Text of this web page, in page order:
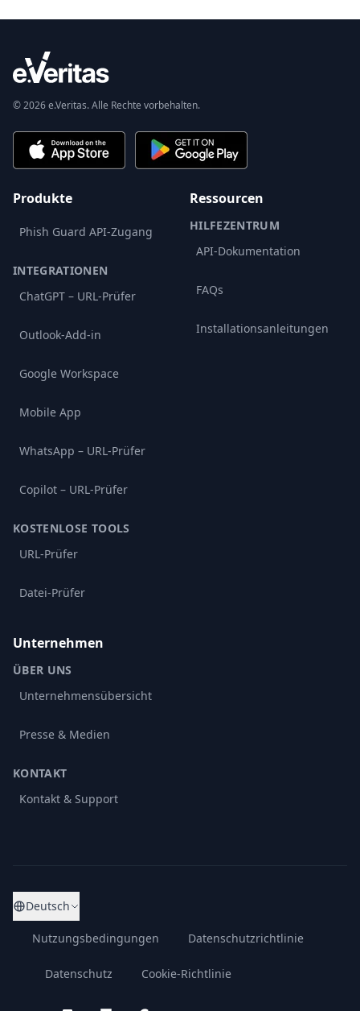
© 2026 e.Veritas. Alle Rechte vorbehalten.
Produkte
Phish Guard API-Zugang
INTEGRATIONEN
ChatGPT – URL-Prüfer
Outlook-Add-in
Google Workspace
Mobile App
WhatsApp – URL-Prüfer
Copilot – URL-Prüfer
KOSTENLOSE TOOLS
URL-Prüfer
Datei-Prüfer
Ressourcen
HILFEZENTRUM
API-Dokumentation
FAQs
Installationsanleitungen
Unternehmen
ÜBER UNS
Unternehmensübersicht
Presse & Medien
KONTAKT
Kontakt & Support
Deutsch
Nutzungsbedingungen Datenschutzrichtlinie
Datenschutz Cookie-Richtlinie